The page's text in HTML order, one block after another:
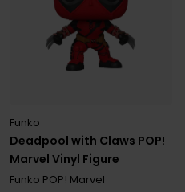
Deadpool with Claws POP!
Marvel Vinyl Figure
Funko
Funko POP! Marvel